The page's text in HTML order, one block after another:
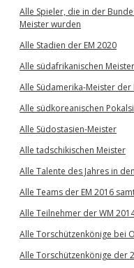
Alle Spieler, die in der
Meister wurden
Alle Stadien der EM 2020
Alle südafrikanischen Meister
Alle Südamerika-Meister der
Alle südkoreanischen
Alle Südostasien-Meister
Alle tadschikischen Meister
Alle Talente des Jahres in
Alle Teams der EM 2016
Alle Teilnehmer der WM
Alle Torschützenkönige bei
Alle Torschützenkönige der